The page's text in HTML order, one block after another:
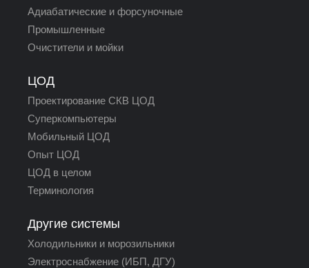
Адиабатические и форсуночные
Промышленные
Очистители и мойки
ЦОД
Проектирование СКВ ЦОД
Суперкомпьютеры
Мобильный ЦОД
Опыт ЦОД
ЦОД в целом
Терминология
Другие системы
Холодильники и морозильники
Электроснабжение (ИБП, ДГУ)